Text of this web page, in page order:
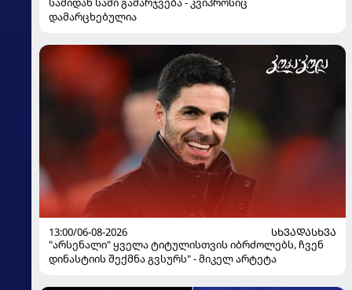
დამარცხებულია
13:00/06-08-2026
ᲡᲮᲕᲐᲓᲐᲡᲮᲕᲐ
"არსენალი" ყველა ტიტულისთვის იბრძოლებს, ჩვენ
დინასტიის შექმნა გვსურს" - მიკელ არტეტა